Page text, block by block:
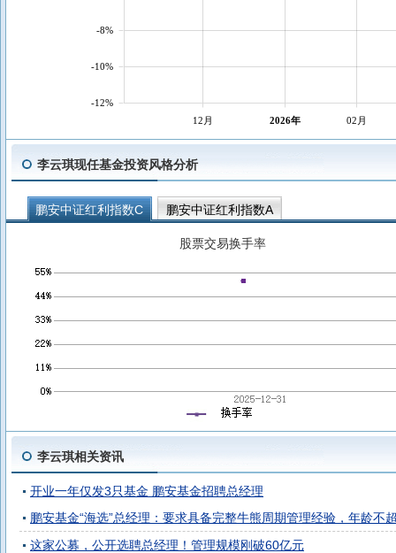
12月 2026年 02月
-12%
-10%
-8%
李云琪现任基金投资风格分析
鹏安中证红利指数C 鹏安中证红利指数A
股票交易换手率
李云琪相关资讯
开业一年仅发3只基金 鹏安基金招聘总经理
鹏安基金“海选”总经理：要求具备完整牛熊周期管理经验，年龄不
这家公募，公开选聘总经理！管理规模刚破60亿元